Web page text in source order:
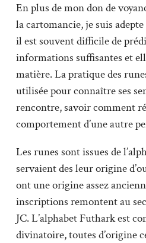
En plus de mon don de
la cartomancie, je suis
il est souvent difficile de
informations suffisantes et
matière. La pratique des
utilisée pour connaître ses
rencontre, savoir comment
comportement d’une autre
Les runes sont issues de
servaient des leur origine
ont une origine assez
inscriptions remontent au
JC. L’alphabet Futhark est
divinatoire, toutes d’origine